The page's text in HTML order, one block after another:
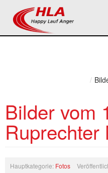
/
Bilder vom
Ruprechter
Hauptkategorie: Fotos
Kontakt
Mitglied werden
Bezirkslaufcup
Volkslauf
Firekids
Bilder